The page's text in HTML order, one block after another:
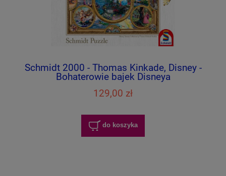
Schmidt 2000 - Thomas Kinkade, Disney -
Bohaterowie bajek Disneya
129,00 zł
do koszyka